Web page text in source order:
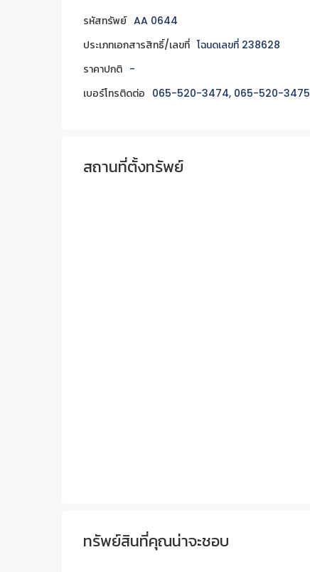
รหัสทรัพย์ AA 0644
ประเภทเอกสารสิทธิ์/เลขที่ โฉนดเลขที่ 238628
ราคาปกติ -
เบอร์โทรติดต่อ 065-520-3474, 065-520-3475
สถานที่ตั้งทรัพย์
ทรัพย์สินที่คุณน่าจะชอบ